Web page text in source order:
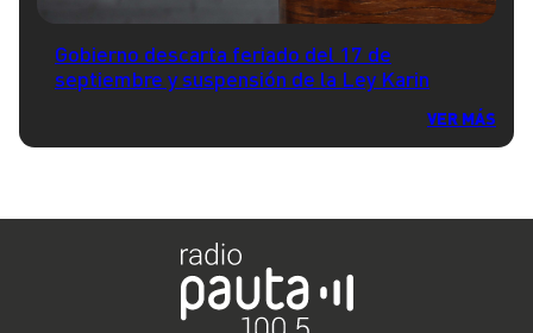
Gobierno descarta feriado del 17 de
septiembre y suspensión de la Ley Karin
VER MÁS